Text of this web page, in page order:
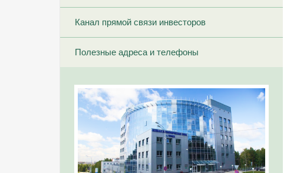
Канал прямой связи инвесторов
Полезные адреса и телефоны